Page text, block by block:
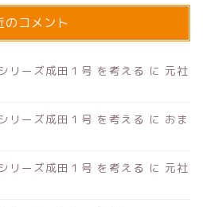
のコメント
リーズ成田１号 を考える に 元社
リーズ成田１号 を考える に おま
リーズ成田１号 を考える に 元社